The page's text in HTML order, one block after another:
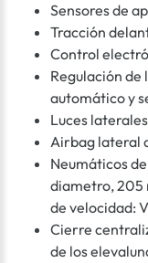
Sensores de
Tracción
Control
Regulación de
automático y
Luces
Airbag lateral
Neumáticos
diametro, 205
de velocidad:
Cierre
de los